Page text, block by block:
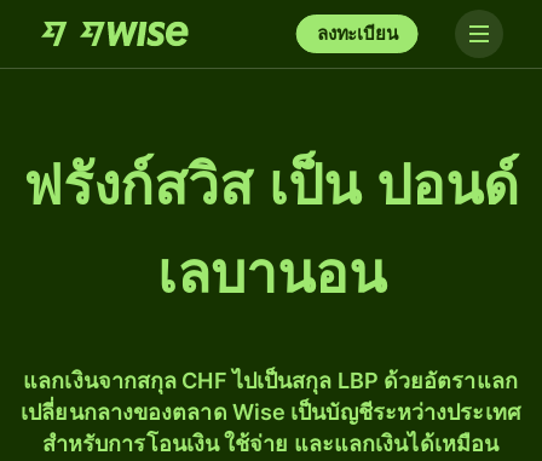
ลงทะเบียน
ฟรังก์สวิส เป็น ปอนด์
เลบานอน
แลกเงินจากสกุล CHF ไปเป็นสกุล LBP ด้วยอัตราแลก
เปลี่ยนกลางของตลาด Wise เป็นบัญชีระหว่างประเทศ
สำหรับการโอนเงิน ใช้จ่าย และแลกเงินได้เหมือน